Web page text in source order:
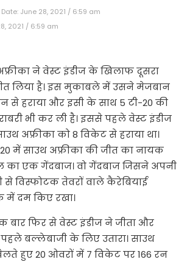
June 28, 2021 / 6:59 am
2021 / 6:59 am
ने वेस्ट इंडीज के खिलाफ दूसरा
लिया है। इस मुकाबले में उसने मेजबान
से हराया और इसी के साथ 5 टी-20 की
भी कर ली है। इससे पहले वेस्ट इंडीज
अफ्रीका को 8 विकेट से हराया था।
में साउथ अफ्रीका की जीत का नायक
का एक गेंदबाज। वो गेंदबाज जिसने अपनी
से विस्फोटक तेवरों वाले कैरेबियाई
में दम किए रखा।
फिर से वेस्ट इंडीज ने जीता और
बल्लेबाजी के लिए उतारा। साउथ
हुए 20 ओवरों में 7 विकेट पर 166 रन